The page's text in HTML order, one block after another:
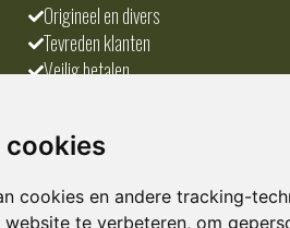
cookies
cookies en andere tracking-
te verbeteren, om
Origineel en divers
Tevreden klanten
Veilig betalen